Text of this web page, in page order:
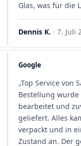
Glas, was für die
ist. Ich bestelle
wieder!"
Dennis K. · 7. Juli
Google
„Top Service von
Bestellung wurde
bearbeitet und
geliefert. Alles
verpackt und in
Zustand an. Der